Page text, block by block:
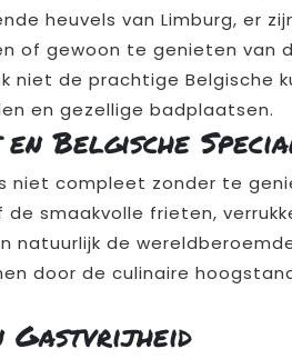
heuvels van Limburg, er
of gewoon te genieten van
niet de prachtige Belgische
en gezellige badplaatsen.
Belgische
niet compleet zonder te
smaakvolle frieten,
natuurlijk de
door de culinaire
Gastvrijheid